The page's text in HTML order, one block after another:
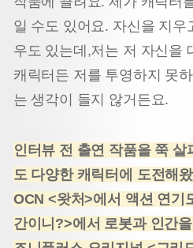
일 수도 있어요. 자신을 지우
우도 있는데,저는 저 자신을
캐릭터든 저를 투영하지 못
는 생각이 들지 않거든요.
인터뷰 전 출연 작품을 쭉 살
도 다양한 캐릭터에 도전해
OCN <왓처>에서 액션 연기
간이니?>에서 로봇과 인간